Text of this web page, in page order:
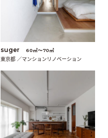
suger 60㎡〜70㎡
東京都 ／マンションリノベーション